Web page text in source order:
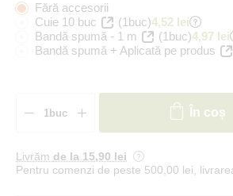
Fără accesorii
Cuie 10 buc
(1buc)4,52 lei
Bandă spumă - 1 m
(1buc)4,97 lei
Bandă spumă + Aplicată pe produs
În coș
Livrăm de la 15,90 lei
Pentru comenzi de peste 500,00 lei,